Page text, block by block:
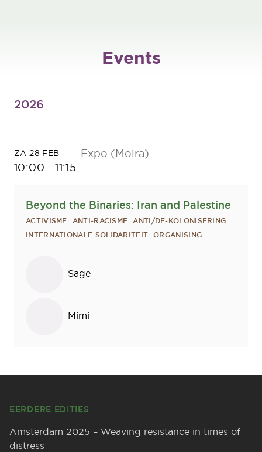
Events
2026
ZA 28 FEB
10:00 -11:15
Expo (Moira)
Beyond the Binaries: Iran and Palestine
ACTIVISME ANTI-RACISME ANTI/DE-KOLONISERING
INTERNATIONALE SOLIDARITEIT ORGANISING
Sage
Mimi
EERDERE EDITIES
Amsterdam 2025 – Weaving resistance in times of
distress